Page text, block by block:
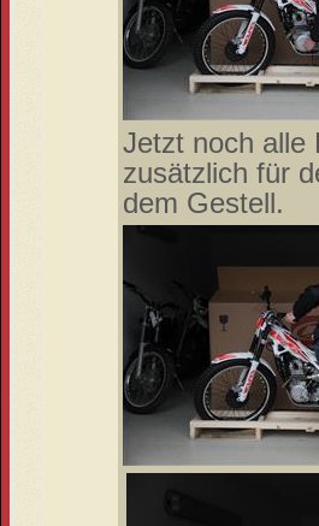
Jetzt noch alle
zusätzlich für
dem Gestell.